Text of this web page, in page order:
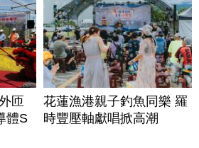
匝
體S
花蓮漁港親子釣魚同樂 羅
時豐壓軸獻唱掀高潮